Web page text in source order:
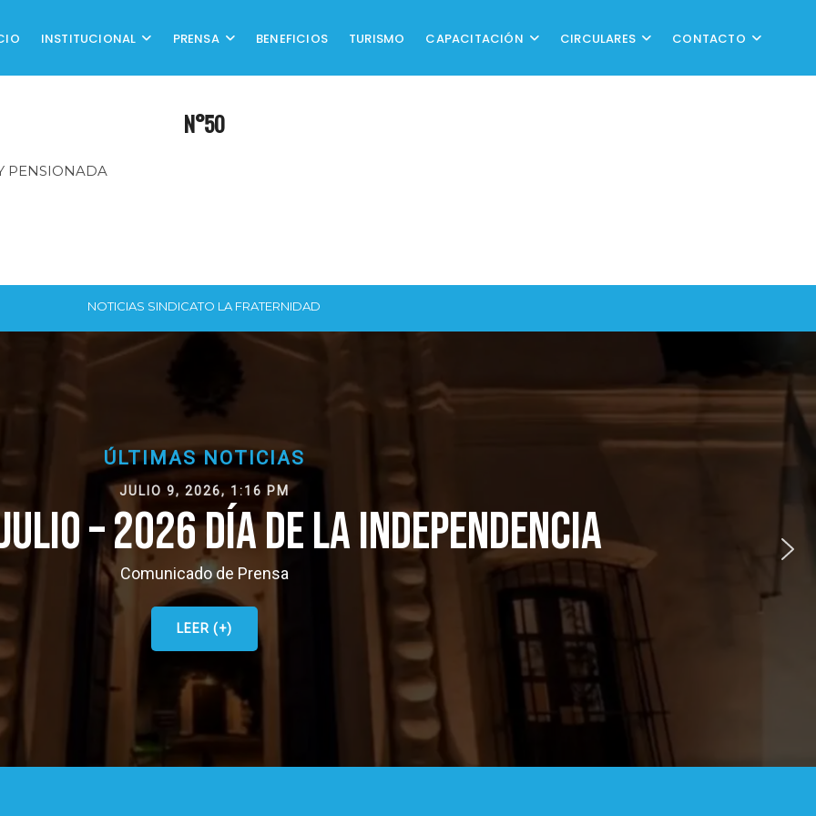
INSTITUCIONAL PRENSA BENEFICIOS TURISMO CAPACITACIÓN CIRCULARES CONTACTO
N°50
PENSIONADA
NOTICIAS SINDICATO LA FRATERNIDAD
ÚLTIMAS NOTICIAS
JULIO 9, 2026, 1:16 PM
– 2026 DÍA DE LA INDEPENDENCIA
Comunicado de Prensa
LEER (+)